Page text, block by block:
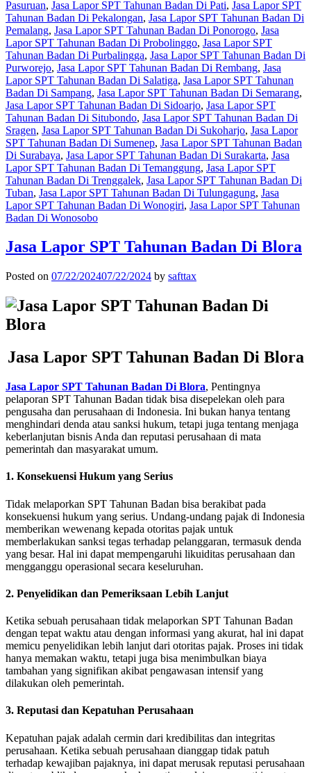
Pasuruan, Jasa Lapor SPT Tahunan Badan Di Pati, Jasa Lapor SPT
Tahunan Badan Di Pekalongan, Jasa Lapor SPT Tahunan Badan Di
Pemalang, Jasa Lapor SPT Tahunan Badan Di Ponorogo, Jasa
Lapor SPT Tahunan Badan Di Probolinggo, Jasa Lapor SPT
Tahunan Badan Di Purbalingga, Jasa Lapor SPT Tahunan Badan Di
Purworejo, Jasa Lapor SPT Tahunan Badan Di Rembang, Jasa
Lapor SPT Tahunan Badan Di Salatiga, Jasa Lapor SPT Tahunan
Badan Di Sampang, Jasa Lapor SPT Tahunan Badan Di Semarang,
Jasa Lapor SPT Tahunan Badan Di Sidoarjo, Jasa Lapor SPT
Tahunan Badan Di Situbondo, Jasa Lapor SPT Tahunan Badan Di
Sragen, Jasa Lapor SPT Tahunan Badan Di Sukoharjo, Jasa Lapor
SPT Tahunan Badan Di Sumenep, Jasa Lapor SPT Tahunan Badan
Di Surabaya, Jasa Lapor SPT Tahunan Badan Di Surakarta, Jasa
Lapor SPT Tahunan Badan Di Temanggung, Jasa Lapor SPT
Tahunan Badan Di Trenggalek, Jasa Lapor SPT Tahunan Badan Di
Tuban, Jasa Lapor SPT Tahunan Badan Di Tulungagung, Jasa
Lapor SPT Tahunan Badan Di Wonogiri, Jasa Lapor SPT Tahunan
Badan Di Wonosobo
Jasa Lapor SPT Tahunan Badan Di Blora
Posted on 07/22/202407/22/2024 by safttax
Jasa Lapor SPT Tahunan Badan Di Blora
Jasa Lapor SPT Tahunan Badan Di Blora, Pentingnya
pelaporan SPT Tahunan Badan tidak bisa disepelekan oleh para
pengusaha dan perusahaan di Indonesia. Ini bukan hanya tentang
menghindari denda atau sanksi hukum, tetapi juga tentang menjaga
keberlanjutan bisnis Anda dan reputasi perusahaan di mata
pemerintah dan masyarakat umum.
1. Konsekuensi Hukum yang Serius
Tidak melaporkan SPT Tahunan Badan bisa berakibat pada
konsekuensi hukum yang serius. Undang-undang pajak di Indonesia
memberikan wewenang kepada otoritas pajak untuk
memberlakukan sanksi tegas terhadap pelanggaran, termasuk denda
yang besar. Hal ini dapat mempengaruhi likuiditas perusahaan dan
mengganggu operasional secara keseluruhan.
2. Penyelidikan dan Pemeriksaan Lebih Lanjut
Ketika sebuah perusahaan tidak melaporkan SPT Tahunan Badan
dengan tepat waktu atau dengan informasi yang akurat, hal ini dapat
memicu penyelidikan lebih lanjut dari otoritas pajak. Proses ini tidak
hanya memakan waktu, tetapi juga bisa menimbulkan biaya
tambahan yang signifikan akibat pengawasan intensif yang
dilakukan oleh pemerintah.
3. Reputasi dan Kepatuhan Perusahaan
Kepatuhan pajak adalah cermin dari kredibilitas dan integritas
perusahaan. Ketika sebuah perusahaan dianggap tidak patuh
terhadap kewajiban pajaknya, ini dapat merusak reputasi perusahaan